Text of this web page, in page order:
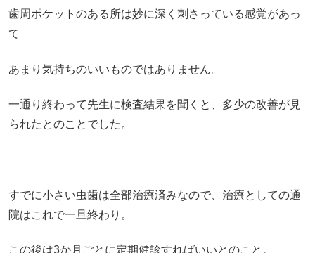
歯周ポケットのある所は妙に深く刺さっている感覚があっ
て
あまり気持ちのいいものではありません。
一通り終わって先生に検査結果を聞くと、多少の改善が見
られたとのことでした。
すでに小さい虫歯は全部治療済みなので、治療としての通
院はこれで一旦終わり。
この後は3か月ごとに定期健診すればいいとのこと。